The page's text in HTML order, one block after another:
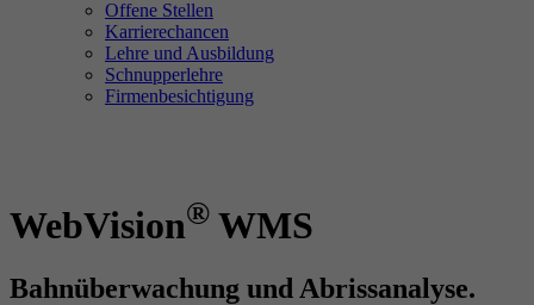
Offene Stellen
Karrierechancen
Lehre und Ausbildung
Schnupperlehre
Firmenbesichtigung
WebVision® WMS
Bahnüberwachung und Abrissanalyse.